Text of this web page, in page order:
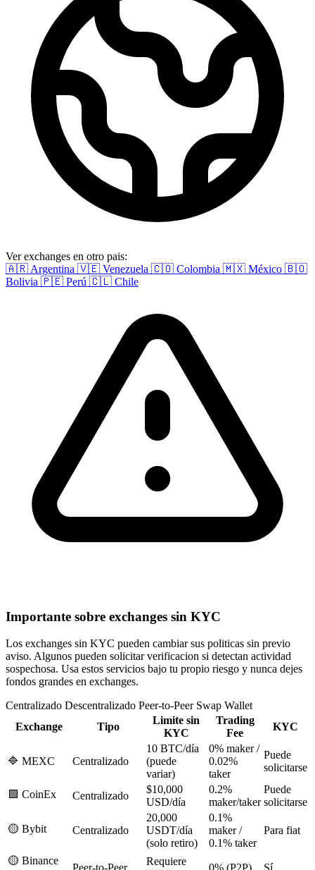
Ver exchanges en otro pais:
🇦🇷 Argentina 🇻🇪 Venezuela 🇨🇴 Colombia 🇲🇽 México 🇧🇴
Bolivia 🇵🇪 Perú 🇨🇱 Chile
Importante sobre exchanges sin KYC
Los exchanges sin KYC pueden cambiar sus politicas sin previo
aviso. Algunos pueden solicitar verificacion si detectan actividad
sospechosa. Usa estos servicios bajo tu propio riesgo y nunca dejes
fondos grandes en exchanges.
Centralizado Descentralizado Peer-to-Peer Swap Wallet
Exchange
Tipo
Limite sin
KYC
Trading
Fee
KYC
🔷 MEXC Centralizado
10 BTC/día
(puede
variar)
0% maker /
0.02%
taker
Puede
solicitarse
🟩 CoinEx Centralizado
$10,000
USD/día
0.2%
maker/taker
Puede
solicitarse
🟡 Bybit Centralizado
20,000
USDT/día
(solo retiro)
0.1%
maker /
0.1% taker
Para fiat
🟡 Binance
Requiere